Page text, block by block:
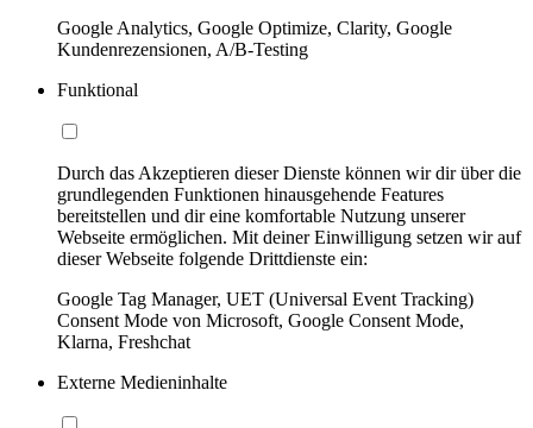
Google Analytics, Google Optimize, Clarity, Google
Kundenrezensionen, A/B-Testing
Funktional
Durch das Akzeptieren dieser Dienste können wir dir über die
grundlegenden Funktionen hinausgehende Features
bereitstellen und dir eine komfortable Nutzung unserer
Webseite ermöglichen. Mit deiner Einwilligung setzen wir auf
dieser Webseite folgende Drittdienste ein:
Google Tag Manager, UET (Universal Event Tracking)
Consent Mode von Microsoft, Google Consent Mode,
Klarna, Freshchat
Externe Medieninhalte